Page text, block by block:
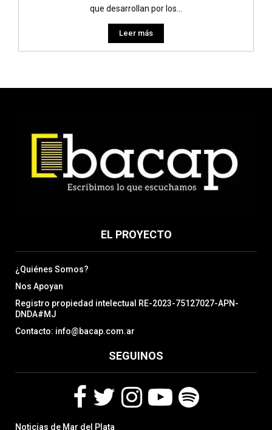
que desarrollan por los...
Leer más
EL PROYECTO
¿Quiénes Somos?
Nos Apoyan
Registro propiedad intelectual RE-2023-75127027-APN-
DNDA#MJ
Contacto: info@bacap.com.ar
SEGUINOS
a
w
Noticias de Mar del Plata